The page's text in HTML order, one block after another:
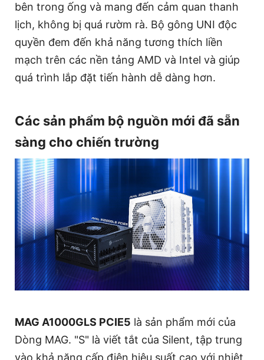
bên trong ống và mang đến cảm quan thanh
lịch, không bị quá rườm rà. Bộ gông UNI độc
quyền đem đến khả năng tương thích liền
mạch trên các nền tảng AMD và Intel và giúp
quá trình lắp đặt tiến hành dễ dàng hơn.
Các sản phẩm bộ nguồn mới đã sẵn
sàng cho chiến trường
MAG A1000GLS PCIE5 là sản phẩm mới của
Dòng MAG. "S" là viết tắt của Silent, tập trung
vào khả năng cấp điện hiệu suất cao với nhiệt